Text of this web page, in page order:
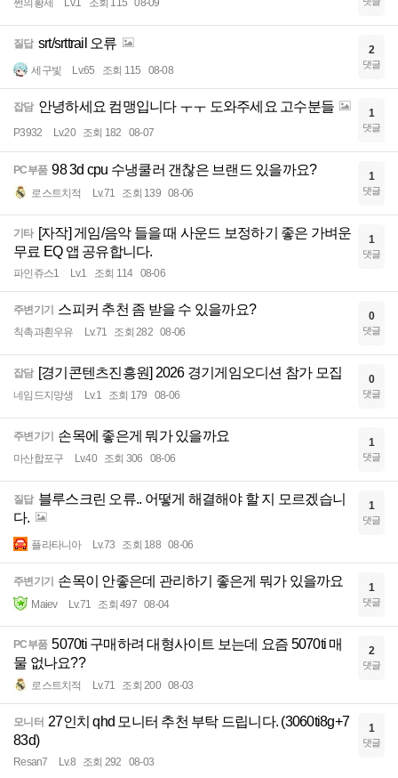
쩐의황제 Lv.1 조회 115 08-09
질답 srt/srttrail 오류
세구빛 Lv.65 조회 115 08-08
2
댓글
잡담 안녕하세요 컴맹입니다 ㅜㅜ 도와주세요 고수분들
P3932 Lv.20 조회 182 08-07
1
댓글
PC부품 98 3d cpu 수냉쿨러 갠찮은 브랜드 있을까요?
로스트치적 Lv.71 조회 139 08-06
1
댓글
기타
[자작] 게임/음악 들을 때 사운드 보정하기 좋은 가벼운
무료 EQ 앱 공유합니다.
파인쥬스1 Lv.1 조회 114 08-06
1
댓글
주변기기 스피커 추천 좀 받을 수 있을까요?
칙촉과흰우유 Lv.71 조회 282 08-06
0
댓글
잡담 [경기콘텐츠진흥원] 2026 경기게임오디션 참가 모집
네임드지망생 Lv.1 조회 179 08-06
0
댓글
주변기기 손목에 좋은게 뭐가 있을까요
마산합포구 Lv.40 조회 306 08-06
1
댓글
질답 블루스크린 오류.. 어떻게 해결해야 할 지 모르겠습니
다.
플라타니아 Lv.73 조회 188 08-06
1
댓글
주변기기 손목이 안좋은데 관리하기 좋은게 뭐가 있을까요
Maiev Lv.71 조회 497 08-04
1
댓글
PC부품 5070ti 구매하려 대형사이트 보는데 요즘 5070ti 매
물 없나요??
로스트치적 Lv.71 조회 200 08-03
2
댓글
모니터 27인치 qhd 모니터 추천 부탁 드립니다. (3060ti8g+7
83d)
Resan7 Lv.8 조회 292 08-03
1
댓글